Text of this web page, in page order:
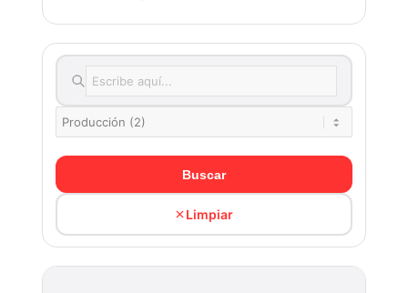
Buscar
Limpiar